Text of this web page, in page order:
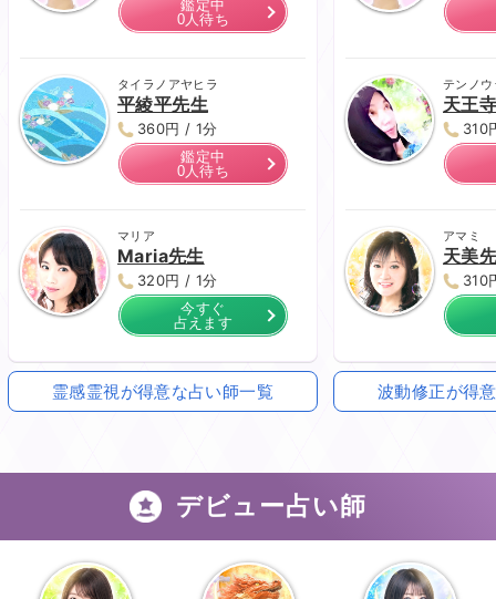
鑑定中
0人待ち
タイラノアヤヒラ
平綾平先生
360円 / 1分
鑑定中
0人待ち
マリア
Maria先生
320円 / 1分
今すぐ
占えます
霊感霊視が得意な占い師一覧
テンノ
天王
310
アマミ
天美
310
波動修正が得
デビュー占い師